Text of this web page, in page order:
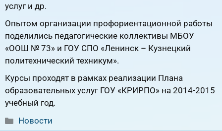
услуг и др.
Опытом организации профориентационной работы
поделились педагогические коллективы МБОУ
«ООШ № 73» и ГОУ СПО «Ленинск – Кузнецкий
политехнический техникум».
Курсы проходят в рамках реализации Плана
образовательных услуг ГОУ «КРИРПО» на 2014-2015
учебный год.
Рубрики
Новости